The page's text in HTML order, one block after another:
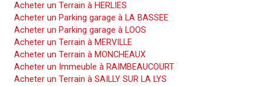
Acheter un Terrain à HERLIES
Acheter un Parking garage à LA BASSEE
Acheter un Parking garage à LOOS
Acheter un Terrain à MERVILLE
Acheter un Terrain à MONCHEAUX
Acheter un Immeuble à RAIMBEAUCOURT
Acheter un Terrain à SAILLY SUR LA LYS